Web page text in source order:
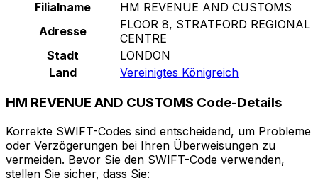
Filialname
HM REVENUE AND CUSTOMS
Adresse
FLOOR 8, STRATFORD REGIONAL
CENTRE
Stadt
LONDON
Land
Vereinigtes Königreich
HM REVENUE AND CUSTOMS Code-Details
Korrekte SWIFT-Codes sind entscheidend, um Probleme
oder Verzögerungen bei Ihren Überweisungen zu
vermeiden. Bevor Sie den SWIFT-Code verwenden,
stellen Sie sicher, dass Sie: